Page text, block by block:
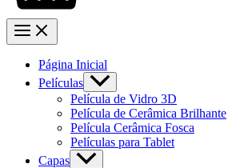
Página Inicial
Películas
Película de Vidro 3D
Película de Cerâmica Brilhante
Película Cerâmica Fosca
Películas para Tablet
Capas